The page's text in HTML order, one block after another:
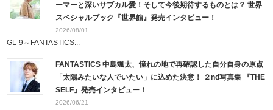
ーマーと深いサブカル愛！そして今後期待するものとは？ 世界
スペシャルブック『世界館』発売インタビュー！
2026/08/01
GL-9～FANTASTICS...
FANTASTICS 中島颯太、憧れの地で再確認した自分自身の原点
「太陽みたいな人でいたい」に込めた決意！ ２nd写真集 『THE
SELF』発売インタビュー！
2026/06/21